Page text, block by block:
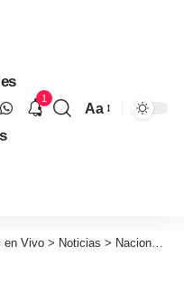
1
Aa
en Vivo > Noticias > Nacionales